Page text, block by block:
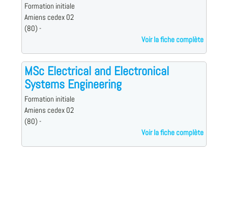
Formation initiale
Amiens cedex 02
(80) -
Voir la fiche complète
MSc Electrical and Electronical
Systems Engineering
Formation initiale
Amiens cedex 02
(80) -
Voir la fiche complète